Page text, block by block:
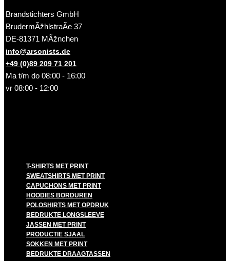
Brandstichters GmbH
BrudermÃžhlstraÃe 37
DE-81371 MÃžnchen
info@arsonists.de
+49 (0)89 209 71 201
Ma t/m do 08:00 - 16:00
vr 08:00 - 12:00
T-SHIRTS MET PRINT
SWEATSHIRTS MET PRINT
CAPUCHONS MET PRINT
HOODIES BORDUREN
POLOSHIRTS MET OPDRUK
BEDRUKTE LONGSLEEVE
JASSEN MET PRINT
PRODUCTIE SJAAL
SOKKEN MET PRINT
BEDRUKTE DRAAGTASSEN